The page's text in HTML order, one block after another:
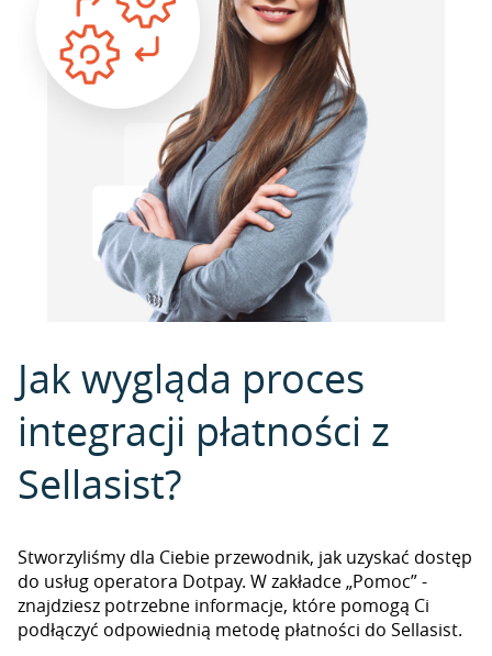
Jak wygląda proces
integracji płatności z
Sellasist?
Stworzyliśmy dla Ciebie przewodnik, jak uzyskać dostęp
do usług operatora Dotpay. W zakładce „Pomoc” -
znajdziesz potrzebne informacje, które pomogą Ci
podłączyć odpowiednią metodę płatności do Sellasist.